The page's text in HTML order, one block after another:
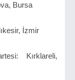
Bursa
İzmir
Kırklareli,